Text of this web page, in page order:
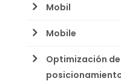
Mobil
Mobile
Optimización